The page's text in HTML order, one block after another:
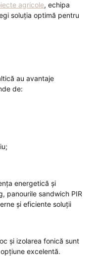
agricole, echipa
soluția optimă pentru
au avantaje
de:
energetică și
panourile sandwich PIR
și eficiente soluții
și izolarea fonică sunt
excelentă.